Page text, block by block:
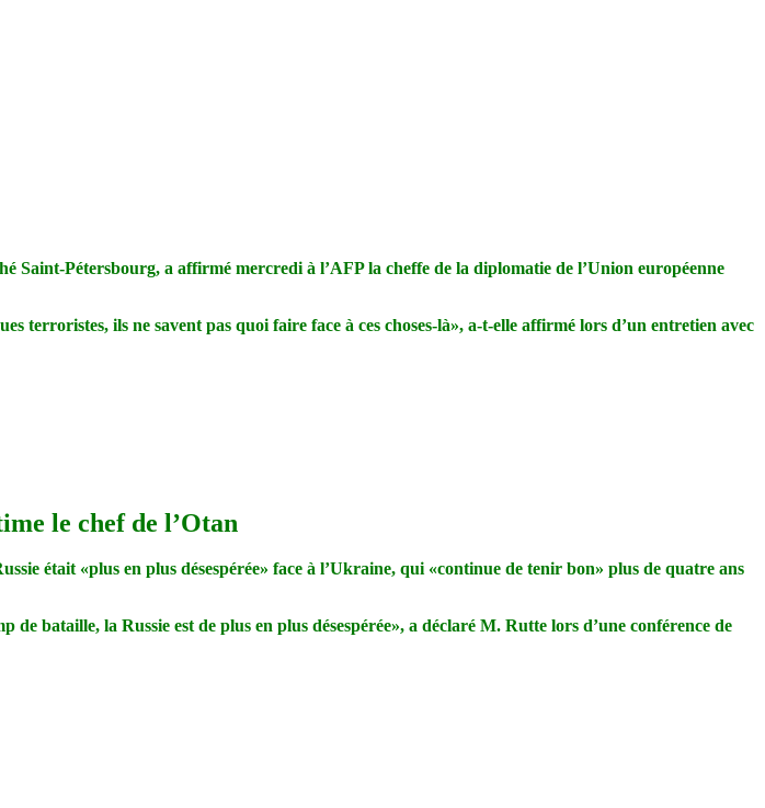
Saint-Pétersbourg, a affirmé mercredi à l’AFP la cheffe de la diplomatie de l’Union européenne
terroristes, ils ne savent pas quoi faire face à ces choses-là», a-t-elle affirmé lors d’un entretien avec
le chef de l’Otan
était «plus en plus désespérée» face à l’Ukraine, qui «continue de tenir bon» plus de quatre ans
bataille, la Russie est de plus en plus désespérée», a déclaré M. Rutte lors d’une conférence de